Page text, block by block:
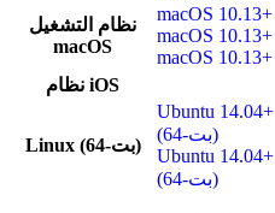
نظام التشغيل
macOS
macOS 10.13+
macOS 10.13+
macOS 10.13+
نظام iOS
Linux (64-بت)
Ubuntu 14.04+
(64-بت)
Ubuntu 14.04+
(64-بت)